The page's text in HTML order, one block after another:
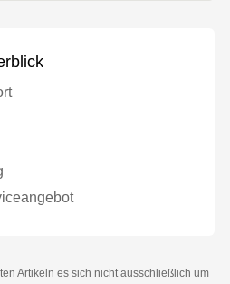
Artikeln es sich nicht ausschließlich um